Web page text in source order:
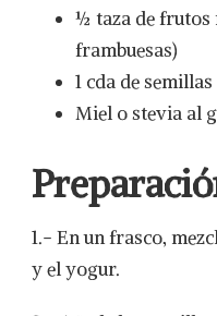
½ taza de frutos
frambuesas)
1 cda de
Miel o stevia al
1.- En un frasco,
y el yogur.